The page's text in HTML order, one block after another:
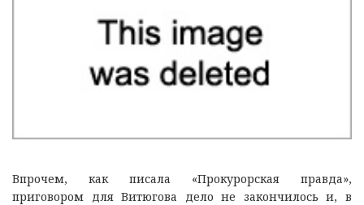
Впрочем, как писала «Прокурорская правда»,
приговором для Витюгова дело не закончилось и, в